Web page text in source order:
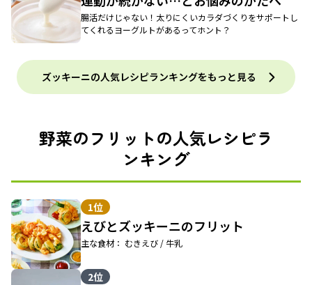
腸活だけじゃない！太りにくいカラダづくりをサポートし
てくれるヨーグルトがあるってホント？
ズッキーニの人気レシピランキングをもっと見る
野菜のフリットの人気レシピラ
ンキング
1位
えびとズッキーニのフリット
主な食材： むきえび / 牛乳
2位